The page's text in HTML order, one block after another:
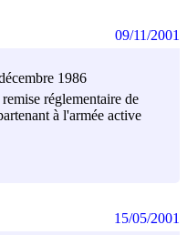
1986
réglementaire de
à l'armée active
09/11/2001
15/05/2001